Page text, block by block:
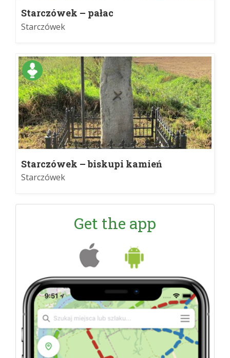
Starczówek – pałac
Starczówek
Starczówek – biskupi kamień
graniczny
Starczówek
Get the app